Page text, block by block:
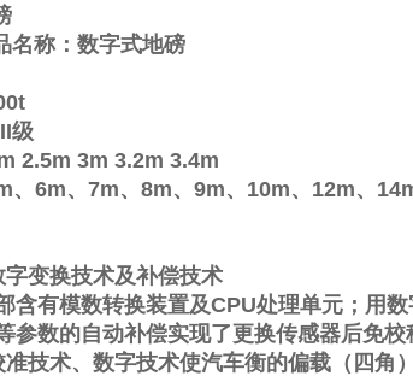
名称：数字式地磅
级
2.5m 3m 3.2m 3.4m
、 6m、 7m、 8m、 9m、 10m、 12m、
字变换技术及补偿技术
含有模数转换装置及CPU处理单元；用
参数的自动补偿实现了更换传感器后免校
准技术、数字技术使汽车衡的偏载（四角